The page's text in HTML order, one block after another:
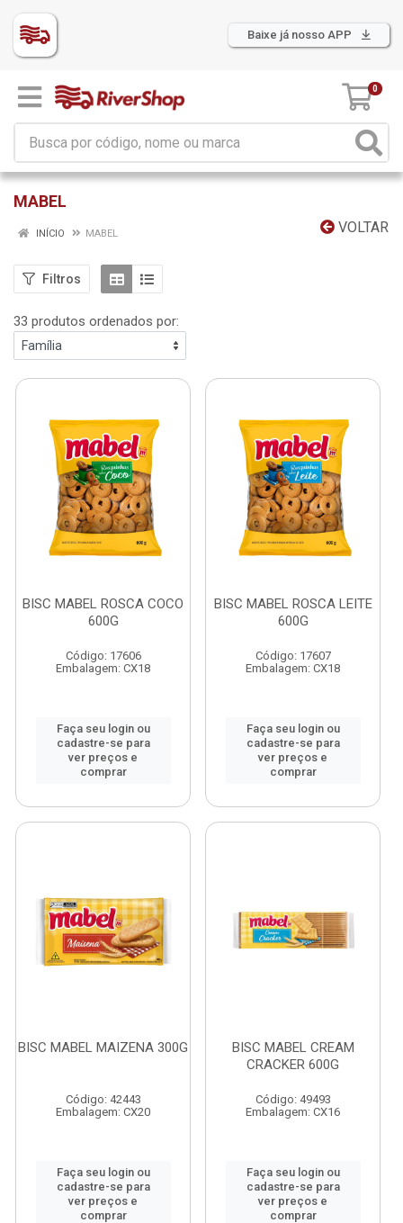
Baixe já nosso APP
0
MABEL
VOLTAR
INÍCIO MABEL
Filtros
33 produtos ordenados por:
BISC MABEL ROSCA COCO
600G
Código: 17606
Embalagem: CX18
Faça seu login ou
cadastre-se para
ver preços e
comprar
BISC MABEL ROSCA LEITE
600G
Código: 17607
Embalagem: CX18
Faça seu login ou
cadastre-se para
ver preços e
comprar
BISC MABEL MAIZENA 300G
Código: 42443
Embalagem: CX20
Faça seu login ou
cadastre-se para
ver preços e
comprar
BISC MABEL CREAM
CRACKER 600G
Código: 49493
Embalagem: CX16
Faça seu login ou
cadastre-se para
ver preços e
comprar